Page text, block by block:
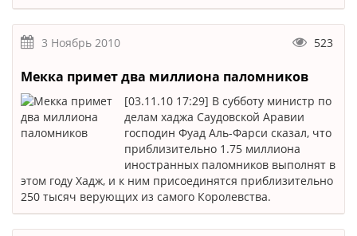
3 Ноябрь 2010 523
Мекка примет два миллиона паломников
[03.11.10 17:29] В субботу министр по
делам хаджа Саудовской Аравии
господин Фуад Аль-Фарси сказал, что
приблизительно 1.75 миллиона
иностранных паломников выполнят в
этом году Хадж, и к ним присоединятся приблизительно
250 тысяч верующих из самого Королевства.